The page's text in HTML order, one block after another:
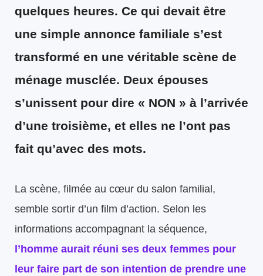
quelques heures. Ce qui devait être
une simple annonce familiale s’est
transformé en une véritable scène de
ménage musclée. Deux épouses
s’unissent pour dire « NON » à l’arrivée
d’une troisième, et elles ne l’ont pas
fait qu’avec des mots.
La scène, filmée au cœur du salon familial,
semble sortir d’un film d’action. Selon les
informations accompagnant la séquence,
l’homme aurait réuni ses deux femmes pour
leur faire part de son intention de prendre une